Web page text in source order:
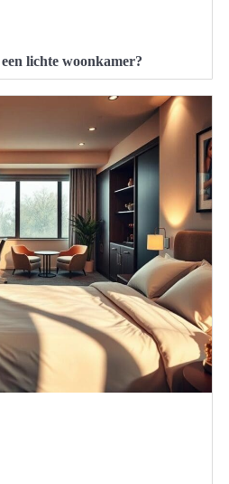
lichte woonkamer?